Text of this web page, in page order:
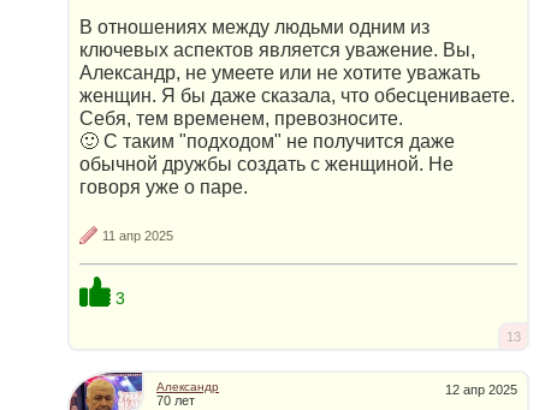
В отношениях между людьми одним из
ключевых аспектов является уважение. Вы,
Александр, не умеете или не хотите уважать
женщин. Я бы даже сказала, что обесцениваете.
Себя, тем временем, превозносите.
🙂 С таким "подходом" не получится даже
обычной дружбы создать с женщиной. Не
говоря уже о паре.
11 апр 2025
3
13
12 апр 2025
Александр
70 лет